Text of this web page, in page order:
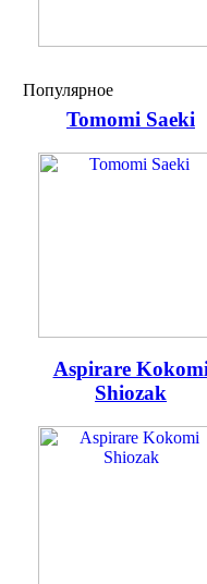
Популярное
Tomomi Saeki
Aspirare
Shiozak